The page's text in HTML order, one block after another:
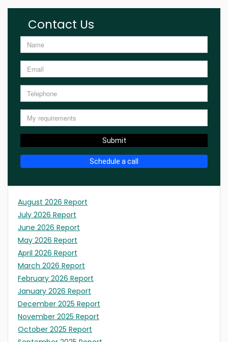
Contact Us
Submit
Schedule a call
August 2026 Report
July 2026 Report
June 2026 Report
May 2026 Report
April 2026 Report
March 2026 Report
February 2026 Report
January 2026 Report
December 2025 Report
November 2025 Report
October 2025 Report